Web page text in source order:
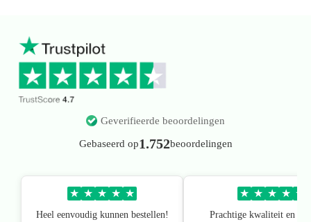
Geverifieerde beoordelingen
Gebaseerd op1.752beoordelingen
★ ★ ★ ★ ★
Heel eenvoudig kunnen bestellen!
★ ★ ★ ★ ★
Prachtige kwaliteit en